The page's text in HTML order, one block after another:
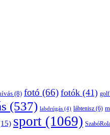
(8) fotó (66) fotók (41) golf
(537) labdrúgás (4) lábtenisz (6)
sport (1069)